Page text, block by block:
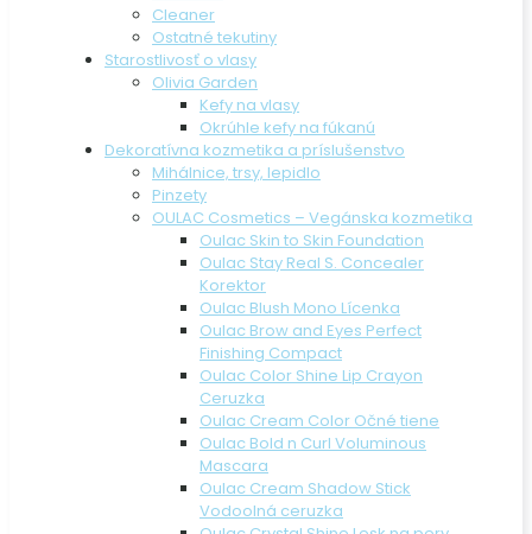
Cleaner
Ostatné tekutiny
Starostlivosť o vlasy
Olivia Garden
Kefy na vlasy
Okrúhle kefy na fúkanú
Dekoratívna kozmetika a príslušenstvo
Mihálnice, trsy, lepidlo
Pinzety
OULAC Cosmetics – Vegánska kozmetika
Oulac Skin to Skin Foundation
Oulac Stay Real S. Concealer
Korektor
Oulac Blush Mono Lícenka
Oulac Brow and Eyes Perfect
Finishing Compact
Oulac Color Shine Lip Crayon
Ceruzka
Oulac Cream Color Očné tiene
Oulac Bold n Curl Voluminous
Mascara
Oulac Cream Shadow Stick
Vodoolná ceruzka